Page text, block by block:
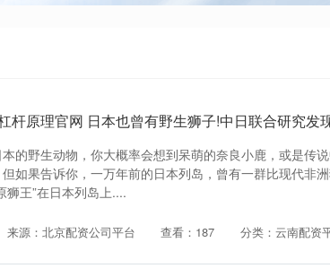
的野生动物，你大概率会想到呆萌的奈良小鹿，或是传
如果告诉你，一万年前的日本列岛，曾有一群比现代非
狮王”在日本列岛上....
来源：北京配资公司平台 查看：187 分类：云南配资